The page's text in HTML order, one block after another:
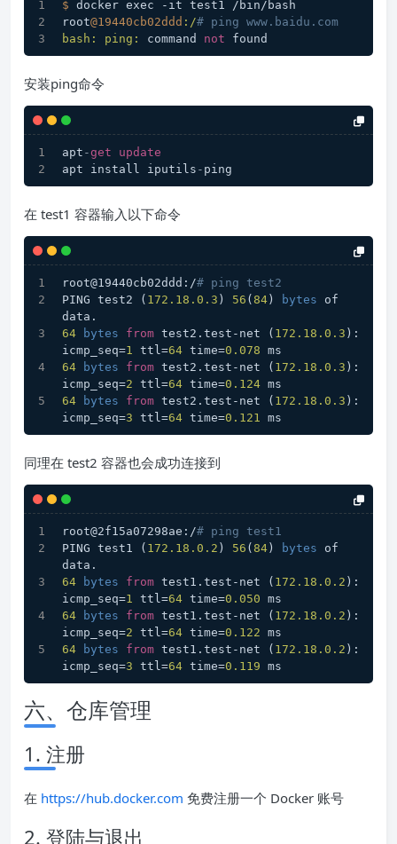
$ docker exec -it test1 /bin/bash
root@19440cb02ddd :/# ping www.baidu.com
bash:
ping: command not found
安装ping命令
apt -get
update
apt install iputils - ping
在 test1 容器输入以下命令
root@19440cb02ddd:/# ping test2
PING test2 ( 172.18 .0 .3 ) 56 ( 84 ) bytes of
data.
64
bytes from test2.test-net ( 172.18 .0 .3 ):
icmp_seq=1 ttl=64 time=0.078 ms
64
bytes from test2.test-net ( 172.18 .0 .3 ):
icmp_seq=2 ttl=64 time=0.124 ms
64
bytes from test2.test-net ( 172.18 .0 .3 ):
icmp_seq=3 ttl=64 time=0.121 ms
同理在 test2 容器也会成功连接到
root@2f15a07298ae:/# ping test1
PING test1 ( 172.18 .0 .2 ) 56 ( 84 ) bytes of
data.
64
bytes from test1.test-net ( 172.18 .0 .2 ):
icmp_seq=1 ttl=64 time=0.050 ms
64
bytes from test1.test-net ( 172.18 .0 .2 ):
icmp_seq=2 ttl=64 time=0.122 ms
64
bytes from test1.test-net ( 172.18 .0 .2 ):
icmp_seq=3 ttl=64 time=0.119 ms
六、仓库管理
1. 注册
在 https://hub.docker.com 免费注册一个 Docker 账号
2. 登陆与退出